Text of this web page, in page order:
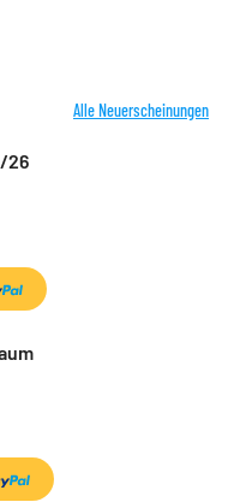
Alle Neuerscheinungen
26